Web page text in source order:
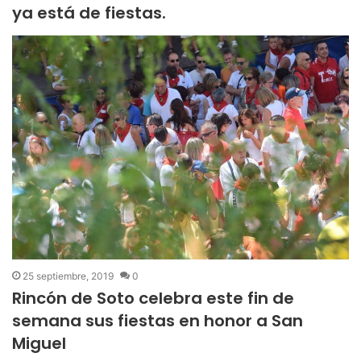
ya está de fiestas.
25 septiembre, 2019 0
Rincón de Soto celebra este fin de
semana sus fiestas en honor a San
Miguel